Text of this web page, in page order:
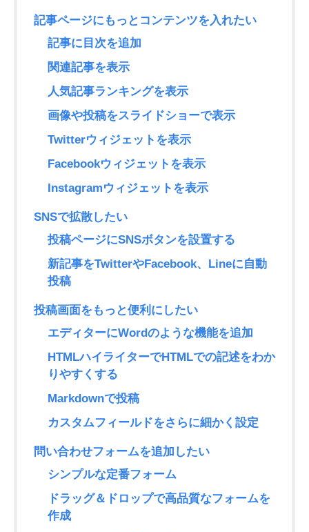
記事ページにもっとコンテンツを入れたい
記事に目次を追加
関連記事を表示
人気記事ランキングを表示
画像や投稿をスライドショーで表示
Twitterウィジェットを表示
Facebookウィジェットを表示
Instagramウィジェットを表示
SNSで拡散したい
投稿ページにSNSボタンを設置する
新記事をTwitterやFacebook、Lineに自動
投稿
投稿画面をもっと便利にしたい
エディターにWordのような機能を追加
HTMLハイライターでHTMLでの記述をわか
りやすくする
Markdownで投稿
カスタムフィールドをさらに細かく設定
問い合わせフォームを追加したい
シンプルな定番フォーム
ドラッグ＆ドロップで高品質なフォームを
作成